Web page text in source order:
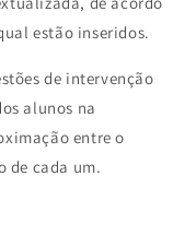
estão inseridos.
de intervenção
alunos na
entre o
de cada um.